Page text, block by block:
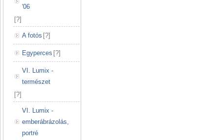
'06
[?]
A fotós [?]
Egyperces [?]
VI. Lumix -
természet
[?]
VI. Lumix -
emberábrázolás,
portré